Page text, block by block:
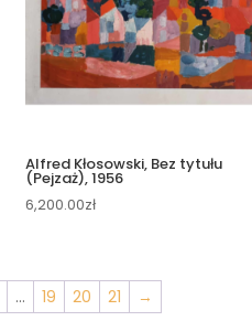
Alfred Kłosowski, Bez tytułu
(Pejzaż), 1956
6,200.00zł
… 19 20 21 →